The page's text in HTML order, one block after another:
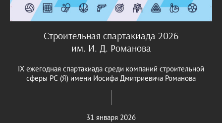
Строительная спартакиада 2026
им. И. Д. Романова
IX ежегодная спартакиада среди компаний строительной
сферы РС (Я) имени Иосифа Дмитриевича Романова
31 января 2026